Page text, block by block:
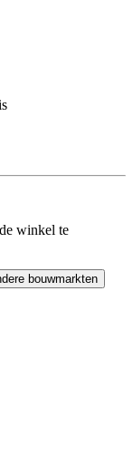
winkel te
bouwmarkten